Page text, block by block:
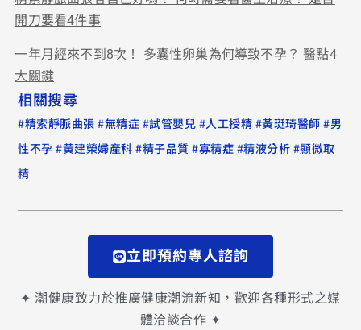
開刀要看4件事
一年月經來不到8次！ 多囊性卵巢為何導致不孕？ 醫點4
大關鍵
相關搜尋
#精索靜脈曲張 #無精症 #試管嬰兒 #人工授精 #黃珽琦醫師 #男
性不孕 #黃建榮婦產科 #精子品質 #寡精症 #精液分析 #顯微取
精
立即預約專人諮詢
✦ 潮健康致力於推廣健康潮流新知，歡迎各種形式之媒
體洽談合作 ✦